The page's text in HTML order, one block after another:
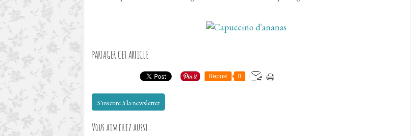
PARTAGER CET ARTICLE
Repost 0
S'inscrire à la newsletter
Vous aimerez aussi :